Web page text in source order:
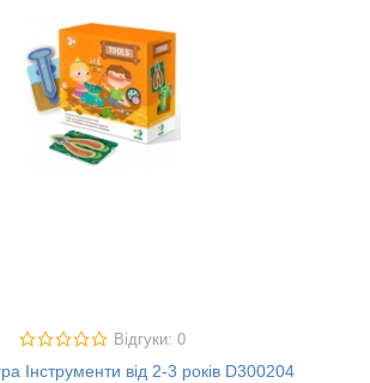
Відгуки: 0
Інструменти від 2-3 років D300204